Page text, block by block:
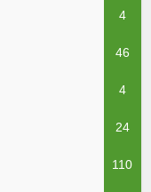
4
46
4
24
110